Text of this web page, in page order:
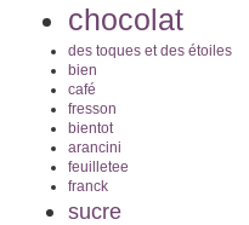
chocolat
des toques et des étoiles
bien
café
fresson
bientot
arancini
feuilletee
franck
sucre